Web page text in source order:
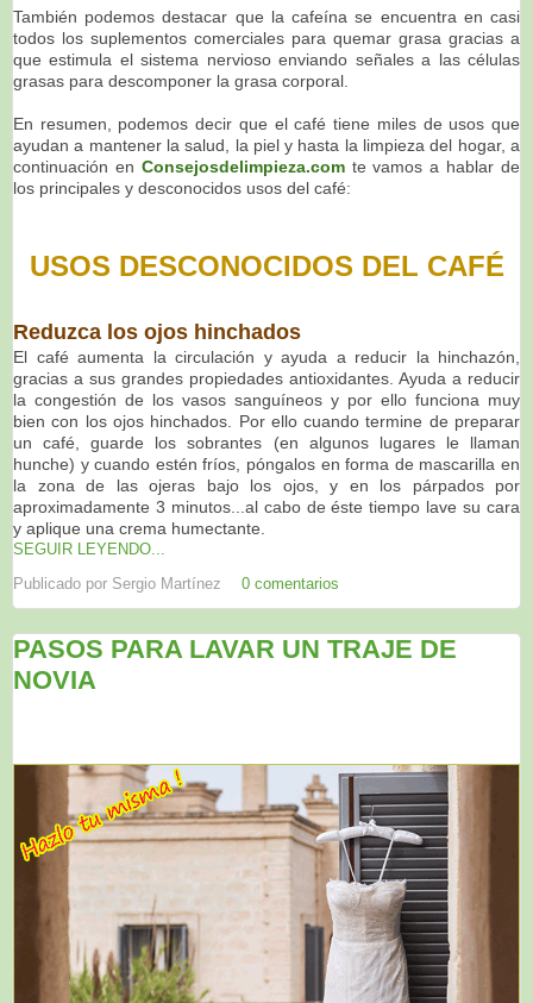
También podemos destacar que la cafeína se encuentra en casi
todos los suplementos comerciales para quemar grasa gracias a
que estimula el sistema nervioso enviando señales a las células
grasas para descomponer la grasa corporal.
En resumen, podemos decir que el café tiene miles de usos que
ayudan a mantener la salud, la piel y hasta la limpieza del hogar, a
continuación en Consejosdelimpieza.comte vamos a hablar de
los principales y desconocidos usos del café:
USOS DESCONOCIDOS DEL CAFÉ
Reduzca los ojos hinchados
El café aumenta la circulación y ayuda a reducir la hinchazón,
gracias a sus grandes propiedades antioxidantes. Ayuda a reducir
la congestión de los vasos sanguíneos y por ello funciona muy
bien con los ojos hinchados. Por ello cuando termine de preparar
un café, guarde los sobrantes (en algunos lugares le llaman
hunche) y cuando estén fríos, póngalos en forma de mascarilla en
la zona de las ojeras bajo los ojos, y en los párpados por
aproximadamente 3 minutos...al cabo de éste tiempo lave su cara
y aplique una crema humectante.
SEGUIR LEYENDO...
Publicado por Sergio Martínez 0 comentarios
PASOS PARA LAVAR UN TRAJE DE
NOVIA